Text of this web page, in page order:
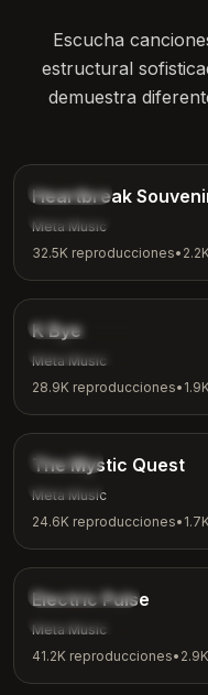
Escucha
estructural
demuestra
Balada
Emocional
Heartbreak
Meta Music
32.5K reproducciones•
Independiente
Relajado
K Bye
Meta Music
28.9K reproducciones•
Fantasía
Aventura
The Mystic Quest
Meta Music
24.6K reproducciones•
Electrónica
Entrenamiento
Electric Pulse
Meta Music
41.2K reproducciones• 2.9K